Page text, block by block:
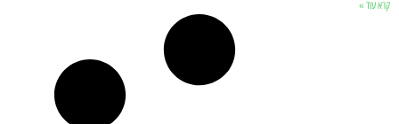
קרא עוד »